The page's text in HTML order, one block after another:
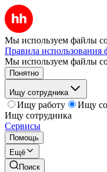
Мы используем файлы
Правила использования
Мы используем файлы
Понятно
Ищу сотрудника
Ищу работу
Ищу
Ищу сотрудника
Сервисы
Помощь
Ещё
Поиск